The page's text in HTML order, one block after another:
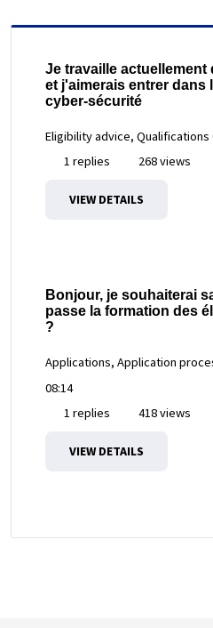
Je travaille
et j'aimerais entrer dans
cyber-sécurité
Eligibility advice, Qualifications
1 replies
268 views
VIEW DETAILS
Bonjour, je souhaiterai
passe la formation des
?
Applications, Application
08:14
1 replies
418 views
VIEW DETAILS